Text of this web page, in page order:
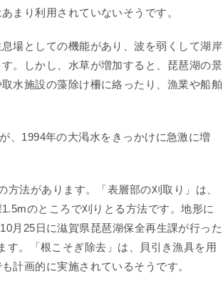
まり利用されていないそうです。
場としての機能があり、波を弱くして湖岸
。しかし、水草が増加すると、琵琶湖の景
水施設の藻除け柵に絡ったり、漁業や船舶
、1994年の大渇水をきっかけに急激に増
法があります。「表層部の刈取り」は、
のところで刈りとる方法です。地形に
月25日に滋賀県琵琶湖保全再生課が行った
。「根こそぎ除去」は、貝引き漁具を用
計画的に実施されているそうです。